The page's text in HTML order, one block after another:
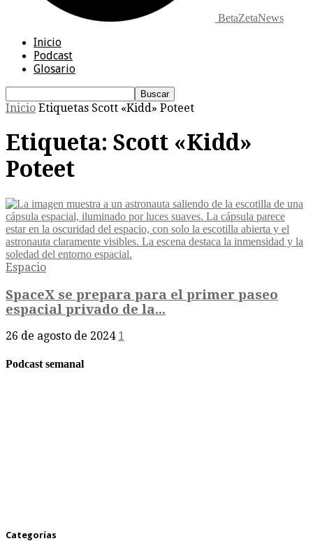
BetaZetaNews
Inicio
Podcast
Glosario
Inicio Etiquetas Scott «Kidd» Poteet
Etiqueta: Scott «Kidd»
Poteet
Espacio
SpaceX se prepara para el primer paseo
espacial privado de la...
26 de agosto de 2024 1
Podcast semanal
Categorías